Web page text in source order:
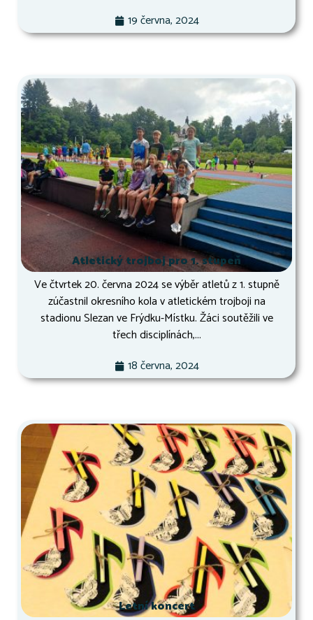
19 června, 2024
Atletický trojboj pro 1. stupeň
Ve čtvrtek 20. června 2024 se výběr atletů z 1. stupně
zúčastnil okresního kola v atletickém trojboji na
stadionu Slezan ve Frýdku-Místku. Žáci soutěžili ve
třech disciplínách,...
18 června, 2024
Letní koncert